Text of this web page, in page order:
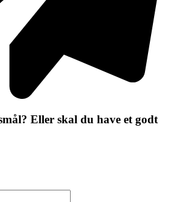
Eller skal du have et godt